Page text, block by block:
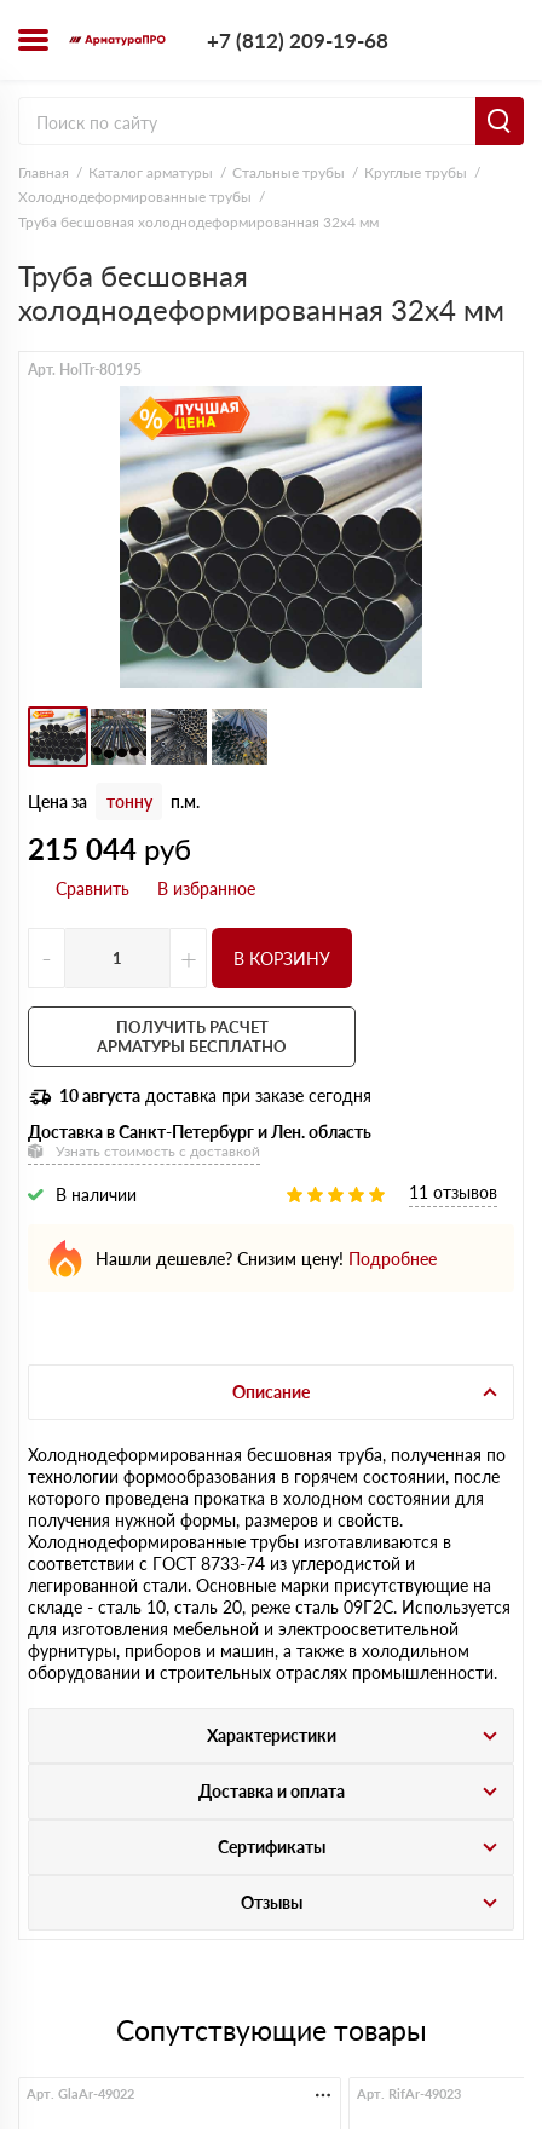
+7 (812) 209-19-68
Главная Каталог арматуры Стальные трубы
Круглые трубы
Холоднодеформированные трубы
Труба бесшовная холоднодеформированная 32х4 мм
Труба бесшовная
холоднодеформированная 32х4 мм
Арт. HolTr-80195
Цена за тонну п.м.
215 044 руб
- + В КОРЗИНУ
ПОЛУЧИТЬ РАСЧЕТ
АРМАТУРЫ БЕСПЛАТНО
10 августа доставка при заказе сегодня
Доставка в Санкт-Петербург и Лен. область
Узнать стоимость с доставкой
В наличии 11 отзывов
Нашли дешевле? Снизим цену! Подробнее
Описание
Холоднодеформированная бесшовная труба, полученная по
технологии формообразования в горячем состоянии, после
которого проведена прокатка в холодном состоянии для
получения нужной формы, размеров и свойств.
Холоднодеформированные трубы изготавливаются в
соответствии с ГОСТ 8733-74 из углеродистой и
легированной стали. Основные марки присутствующие на
складе - сталь 10, сталь 20, реже сталь 09Г2С. Используется
для изготовления мебельной и электроосветительной
фурнитуры, приборов и машин, а также в холодильном
оборудовании и строительных отраслях промышленности.
Характеристики
Доставка и оплата
Сертификаты
Отзывы
Сопутствующие товары
Арт. GlaAr-49022 Арт. RifAr-49023